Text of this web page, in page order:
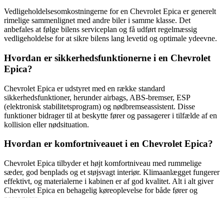
Vedligeholdelsesomkostningerne for en Chevrolet Epica er generelt
rimelige sammenlignet med andre biler i samme klasse. Det
anbefales at følge bilens serviceplan og få udført regelmæssig
vedligeholdelse for at sikre bilens lang levetid og optimale ydeevne.
Hvordan er sikkerhedsfunktionerne i en Chevrolet
Epica?
Chevrolet Epica er udstyret med en række standard
sikkerhedsfunktioner, herunder airbags, ABS-bremser, ESP
(elektronisk stabilitetsprogram) og nødbremseassistent. Disse
funktioner bidrager til at beskytte fører og passagerer i tilfælde af en
kollision eller nødsituation.
Hvordan er komfortniveauet i en Chevrolet Epica?
Chevrolet Epica tilbyder et højt komfortniveau med rummelige
sæder, god benplads og et støjsvagt interiør. Klimaanlægget fungerer
effektivt, og materialerne i kabinen er af god kvalitet. Alt i alt giver
Chevrolet Epica en behagelig køreoplevelse for både fører og